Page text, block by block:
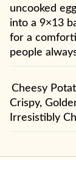
uncooked
into a 9×13
for a
people
Cheesy
Crispy,
Irresistibly